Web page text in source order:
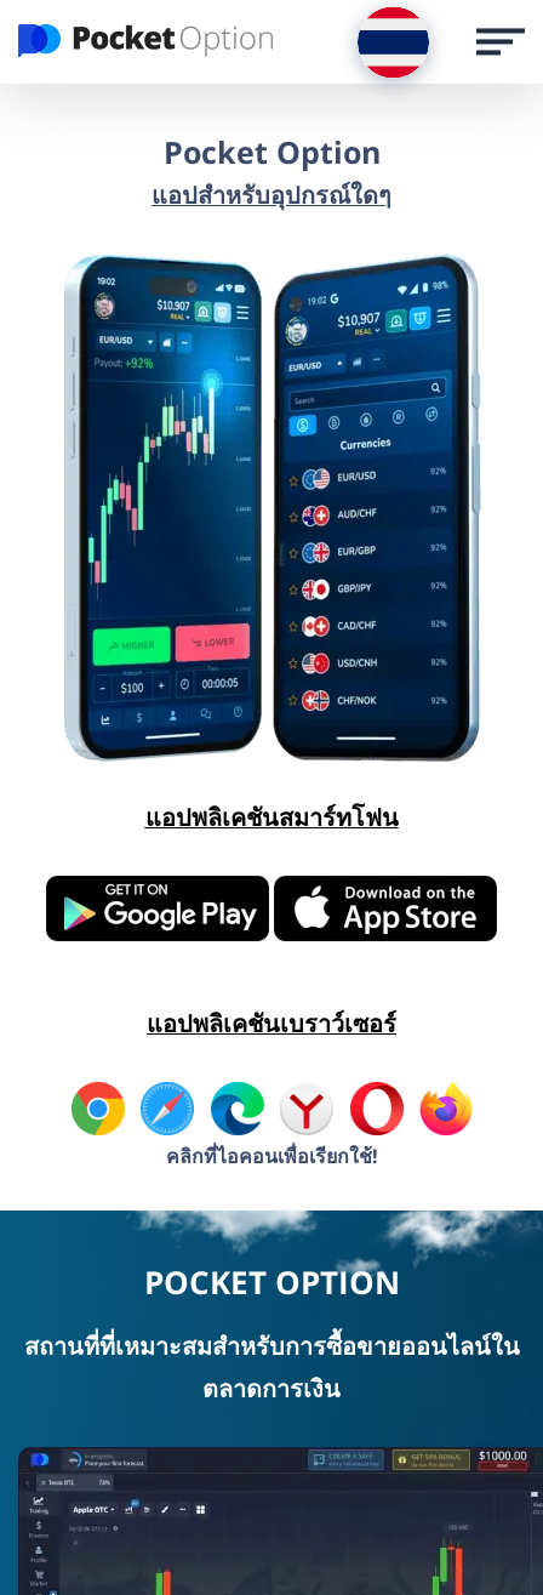
Pocket Option
แอปสำหรับอุปกรณ์ใดๆ
แอปพลิเคชันสมาร์ทโฟน
แอปพลิเคชันเบราว์เซอร์
คลิกที่ไอคอนเพื่อเรียกใช้!
POCKET OPTION
สถานที่ที่เหมาะสมสำหรับการซื้อขายออนไลน์ใน
ตลาดการเงิน
เข้าสู่ระบบ
สมัครสมาชิก
ลงชื่อเข้าใช้